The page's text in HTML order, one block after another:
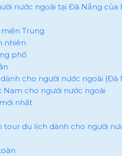
nước ngoài tại Đà Nẵng của
Trung
nhiên
phố
cho người nước ngoài (Đà
Nam cho người nước ngoài
nhất
tour du lịch dành cho người